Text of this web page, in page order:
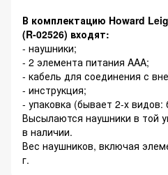
В комплектацию Howard
(R-02526) входят:
- наушники;
- 2 элемента питания AAA;
- кабель для соединения с
- инструкция;
- упаковка (бывает 2-х видов:
Высылаются наушники в той
в наличии.
Вес наушников, включая
г.